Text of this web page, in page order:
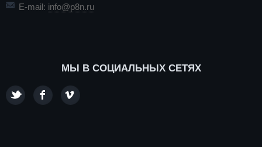
E-mail: info@p8n.ru
МЫ В СОЦИАЛЬНЫХ СЕТЯХ